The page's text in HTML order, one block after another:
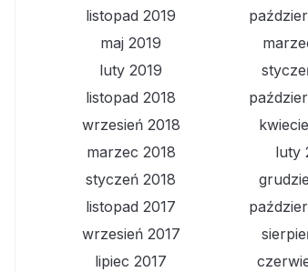
listopad 2019
maj 2019
luty 2019
listopad 2018
wrzesień 2018
marzec 2018
luty
styczeń 2018
listopad 2017
wrzesień 2017
lipiec 2017